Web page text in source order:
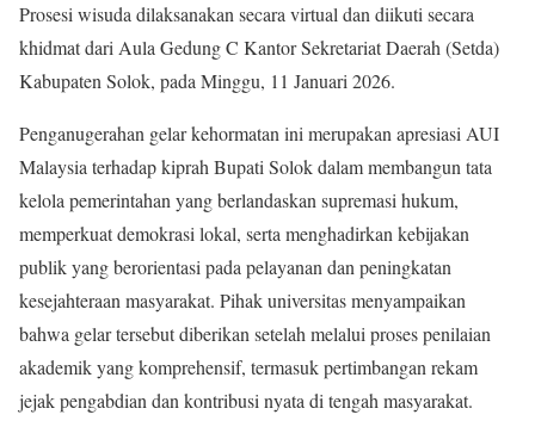
Prosesi wisuda dilaksanakan secara virtual dan diikuti secara
khidmat dari Aula Gedung C Kantor Sekretariat Daerah (Setda)
Kabupaten Solok, pada Minggu, 11 Januari 2026.
Penganugerahan gelar kehormatan ini merupakan apresiasi AUI
Malaysia terhadap kiprah Bupati Solok dalam membangun tata
kelola pemerintahan yang berlandaskan supremasi hukum,
memperkuat demokrasi lokal, serta menghadirkan kebijakan
publik yang berorientasi pada pelayanan dan peningkatan
kesejahteraan masyarakat. Pihak universitas menyampaikan
bahwa gelar tersebut diberikan setelah melalui proses penilaian
akademik yang komprehensif, termasuk pertimbangan rekam
jejak pengabdian dan kontribusi nyata di tengah masyarakat.